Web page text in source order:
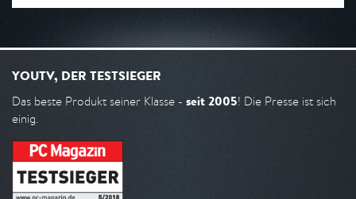
YOUTV, DER TESTSIEGER
Das beste Produkt seiner Klasse - seit 2005! Die Presse ist sich
einig.